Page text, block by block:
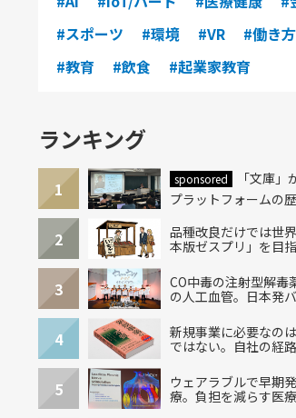
#スポーツ
#環境 #VR
#働き
#教育
#飲食 #起業家教育
ランキング
1 sponsored
「文庫
プラットフォームの
2
品種改良だけでは世
本版ゼスプリ」を目
3
CO中毒の注射型解毒
の人工血管。日本発
4
新規事業に必要なの
ではない。自社の経
5
ウェアラブルで早期
療。負担を減らす医